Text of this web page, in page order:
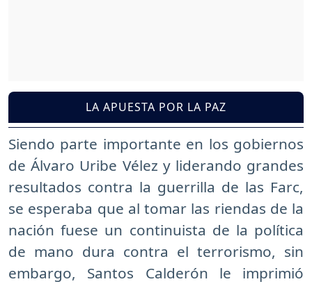
LA APUESTA POR LA PAZ
Siendo parte importante en los gobiernos
de Álvaro Uribe Vélez y liderando grandes
resultados contra la guerrilla de las Farc,
se esperaba que al tomar las riendas de la
nación fuese un continuista de la política
de mano dura contra el terrorismo, sin
embargo, Santos Calderón le imprimió